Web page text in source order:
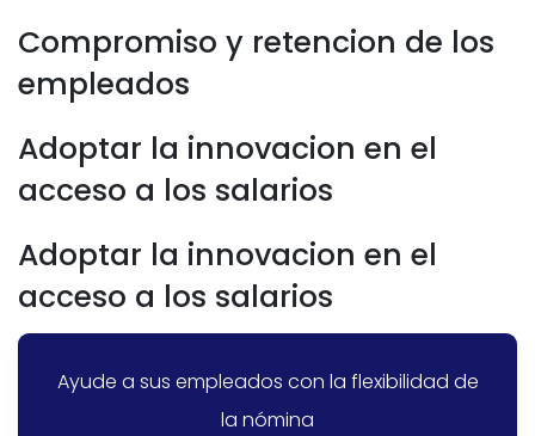
Compromiso y retencion de los
empleados
Adoptar la innovacion en el
acceso a los salarios
Adoptar la innovacion en el
acceso a los salarios
Ayude a sus empleados con la flexibilidad de
la nómina